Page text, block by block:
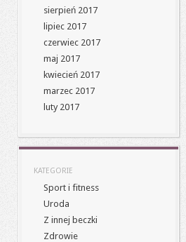
sierpień 2017
lipiec 2017
czerwiec 2017
maj 2017
kwiecień 2017
marzec 2017
luty 2017
KATEGORIE
Sport i fitness
Uroda
Z innej beczki
Zdrowie